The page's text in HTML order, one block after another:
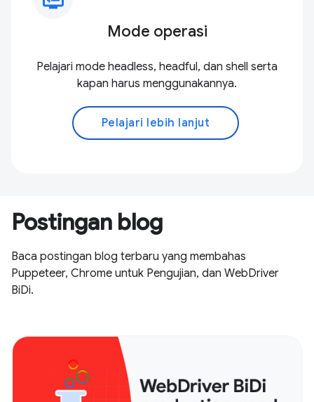
Mode operasi
Pelajari mode headless, headful, dan shell serta
kapan harus menggunakannya.
Pelajari lebih lanjut
Postingan blog
Baca postingan blog terbaru yang membahas
Puppeteer, Chrome untuk Pengujian, dan WebDriver
BiDi.